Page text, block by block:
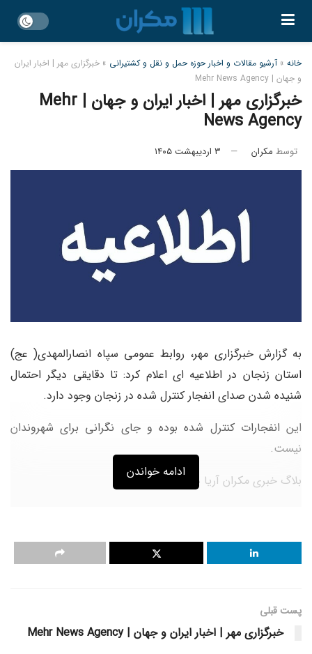
خانه » آرشیو مقالات و اخبار حوزه حمل و نقل و کشتیرانی » خبرگزاری مهر | اخبار ایران
و جهان | Mehr News Agency
خبرگزاری مهر | اخبار ایران و جهان | Mehr
News Agency
توسط مکران ۳ اردیبهشت ۱۴۰۵
به گزارش خبرگزاری مهر، روابط عمومی سپاه انصارالمهدی( عج)
استان زنجان در اطلاعیه ای اعلام کرد: تا دقایقی دیگر احتمال
شنیده شدن صدای انفجار کنترل شده در زنجان وجود دارد.
این انفجارات کنترل شده بوده و جای نگرانی برای شهروندان
نیست.
بلاگ خبری مکران آریا دریا
ادامه خواندن
برچسب ها: انفجار سپاه سپاه پاسداران انقلاب اسلامی
پست قبلی
خبرگزاری مهر | اخبار ایران و جهان | Mehr News Agency